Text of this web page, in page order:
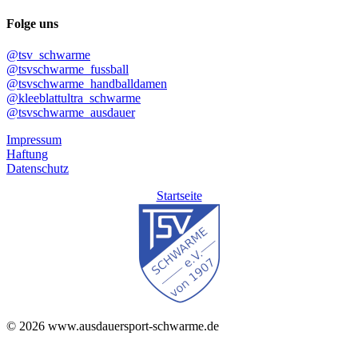
Folge uns
@tsv_schwarme
@tsvschwarme_fussball
@tsvschwarme_handballdamen
@kleeblattultra_schwarme
@tsvschwarme_ausdauer
Impressum
Haftung
Datenschutz
Startseite
© 2026 www.ausdauersport-schwarme.de